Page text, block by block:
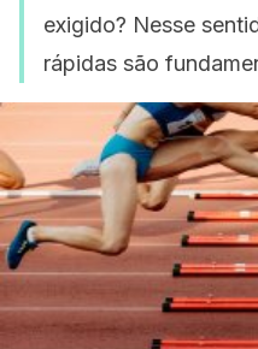
exigido? Nesse
rápidas são